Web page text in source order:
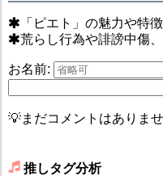
「ピエト」の魅力や特
荒らし行為や誹謗中傷
お名前:
💡まだコメントはありま
推しタグ分析